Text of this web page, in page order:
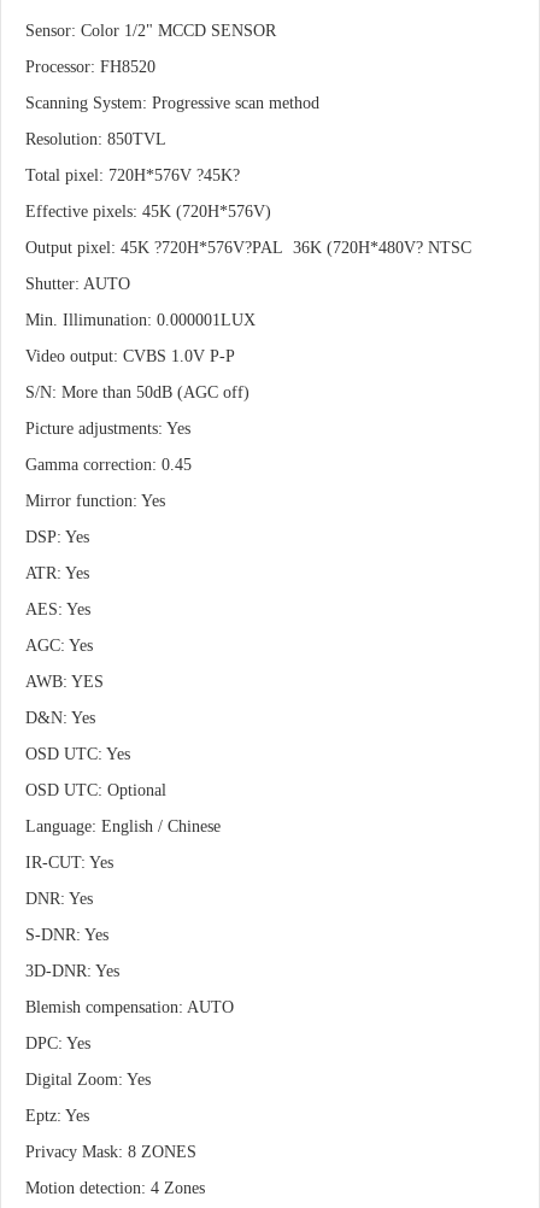
Sensor: Color 1/2" MCCD SENSOR
Processor: FH8520
Scanning System: Progressive scan method
Resolution: 850TVL
Total pixel: 720H*576V ?45K?
Effective pixels: 45K (720H*576V)
Output pixel: 45K ?720H*576V?PAL 36K (720H*480V? NTSC
Shutter: AUTO
Min. Illimunation: 0.000001LUX
Video output: CVBS 1.0V P-P
S/N: More than 50dB (AGC off)
Picture adjustments: Yes
Gamma correction: 0.45
Mirror function: Yes
DSP: Yes
ATR: Yes
AES: Yes
AGC: Yes
AWB: YES
D&N: Yes
OSD UTC: Yes
OSD UTC: Optional
Language: English / Chinese
IR-CUT: Yes
DNR: Yes
S-DNR: Yes
3D-DNR: Yes
Blemish compensation: AUTO
DPC: Yes
Digital Zoom: Yes
Eptz: Yes
Privacy Mask: 8 ZONES
Motion detection: 4 Zones